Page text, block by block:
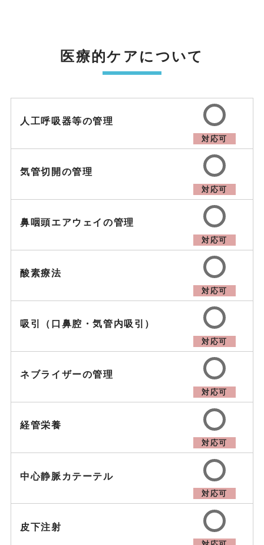
医療的ケアについて
人工呼吸器等の管理
対応可
気管切開の管理
対応可
鼻咽頭エアウェイの管理
対応可
酸素療法
対応可
吸引（口鼻腔・気管内吸引）
対応可
ネブライザーの管理
対応可
経管栄養
対応可
中心静脈カテーテル
対応可
皮下注射